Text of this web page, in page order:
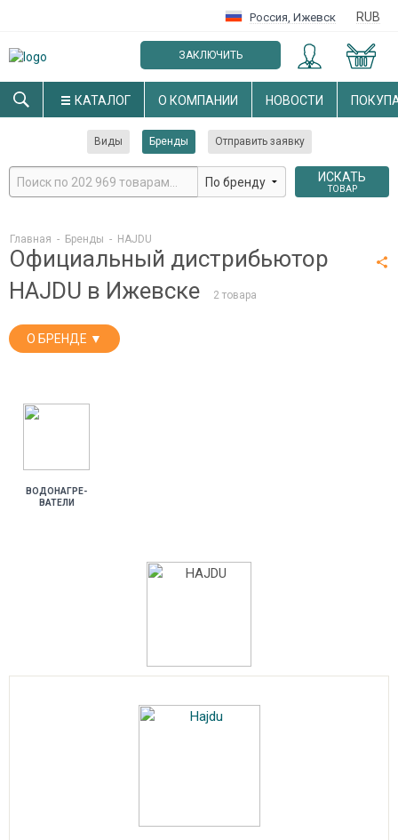
Россия, Ижевск RUB
ЗАКЛЮЧИТЬ
ОПТОВЫЙ ДОГОВОР
КАТАЛОГ О КОМПАНИИ НОВОСТИ
Виды Бренды Отправить заявку
ИСКАТЬ
ТОВАР
Главная - Бренды - HAJDU
Официальный дистрибьютор
HAJDU в Ижевске
2 товара
О БРЕНДЕ ▼
ВО­ДОНАГ­РЕ­
ВАТЕ­ЛИ